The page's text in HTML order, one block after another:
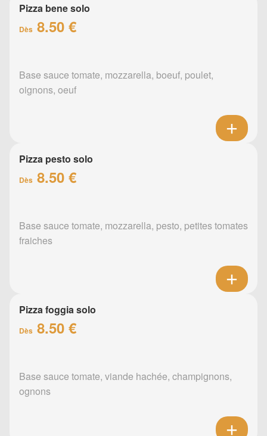
Pizza bene solo
Dès 8.50 €
Base sauce tomate, mozzarella, boeuf, poulet,
oignons, oeuf
Pizza pesto solo
Dès 8.50 €
Base sauce tomate, mozzarella, pesto, petites tomates
fraiches
Pizza foggia solo
Dès 8.50 €
Base sauce tomate, viande hachée, champignons,
ognons